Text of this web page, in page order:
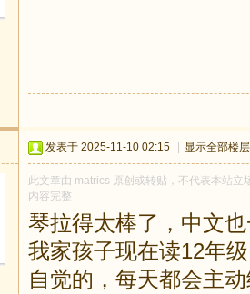
发表于 2025-11-10 02:15 显示全部楼层
此文章由 matrics 原创或转贴，不代表本站
内容完整
琴拉得太棒了，中文
我家孩子现在读12年
自觉的，每天都会主